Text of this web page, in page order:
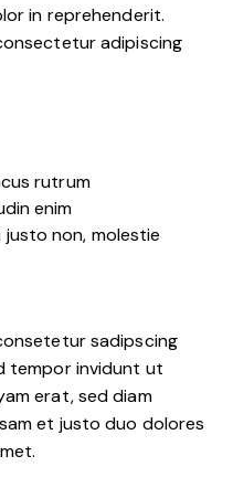
in reprehenderit.
adipiscing
rutrum
enim
non, molestie
sadipscing
tempor invidunt ut
erat, sed diam
et justo duo dolores